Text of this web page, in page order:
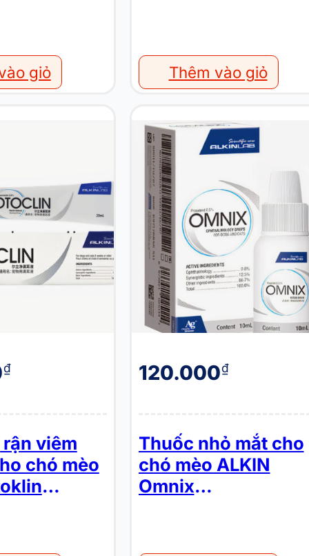
giỏ Thêm vào giỏ
₫
viêm
chó mèo
120.000₫
Thuốc nhỏ mắt cho
chó mèo ALKIN
Omnix